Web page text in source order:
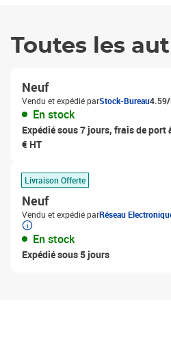
Toutes les
Neuf
Vendu et expédié parStock-Bureau
En stock
Expédié sous 7 jours, frais de port
€ HT
Livraison Offerte
Neuf
Vendu et expédié parRéseau
En stock
Expédié sous 5 jours